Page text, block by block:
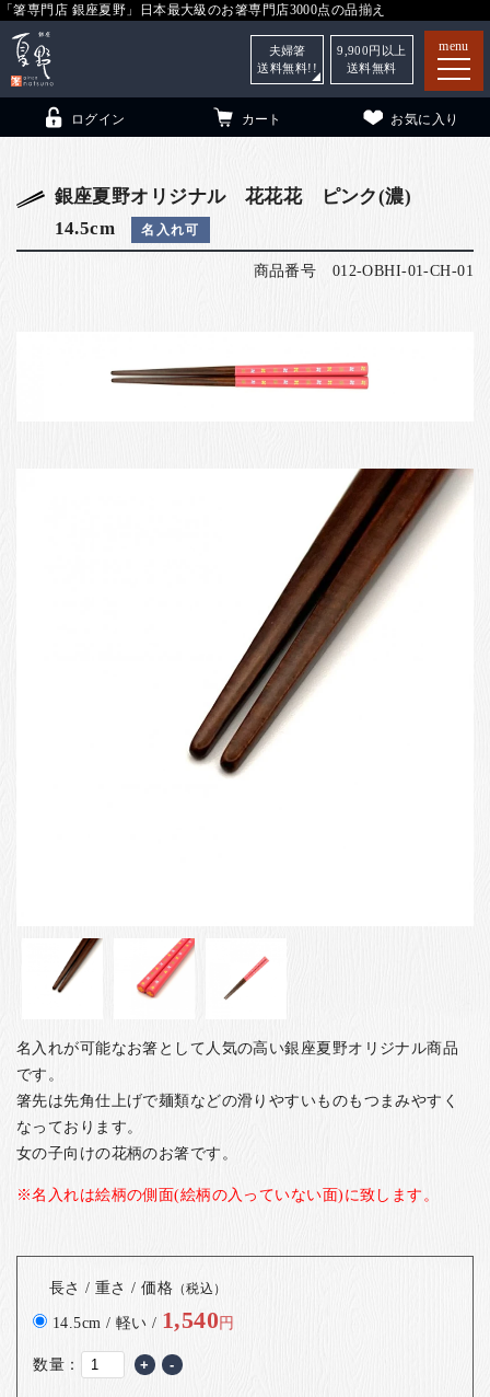
「箸専門店 銀座夏野」日本最大級のお箸専門店3000点の品揃え
menu
箸（贈答用・自宅用）
こども和食器 小夏について
ログイン カート お気に入り
夫婦箸
送料無料!!
9,900 円以上
送料無料
銀座夏野オリジナル 花花花 ピンク(濃)
14.5cm
名入れ可
商品番号 012-OBHI-01-CH-01
名入れが可能なお箸として人気の高い銀座夏野オリジナル商品
です。
箸先は先角仕上げで麺類などの滑りやすいものもつまみやすく
なっております。
女の子向けの花柄のお箸です。
※名入れは絵柄の側面(絵柄の入っていない面)に致します。
長さ / 重さ / 価格 （税込）
14.5cm / 軽い / 1,540円
数量： + -